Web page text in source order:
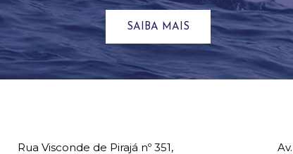
SAIBA MAIS
Rua Visconde de Pirajá nº 351,